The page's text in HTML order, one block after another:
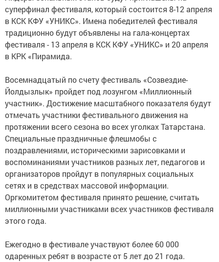
суперфинал фестиваля, который состоится 8-12 апреля
в КСК КФУ «УНИКС». Имена победителей фестиваля
традиционно будут объявлены на гала-концертах
фестиваля - 13 апреля в КСК КФУ «УНИКС» и 20 апреля
в КРК «Пирамида.
Восемнадцатый по счету фестиваль «Созвездие-
Йолдызлык» пройдет под лозунгом «Миллионный
участник». Достижение масштабного показателя будут
отмечать участники фестивального движения на
протяжении всего сезона во всех уголках Татарстана.
Специальные праздничные флешмобы с
поздравлениями, историческими зарисовками и
воспоминаниями участников разных лет, педагогов и
организаторов пройдут в популярных социальных
сетях и в средствах массовой информации.
Оргкомитетом фестиваля принято решение, считать
миллионными участниками всех участников фестиваля
этого года.
Ежегодно в фестивале участвуют более 60 000
одаренных ребят в возрасте от 5 лет до 21 года.